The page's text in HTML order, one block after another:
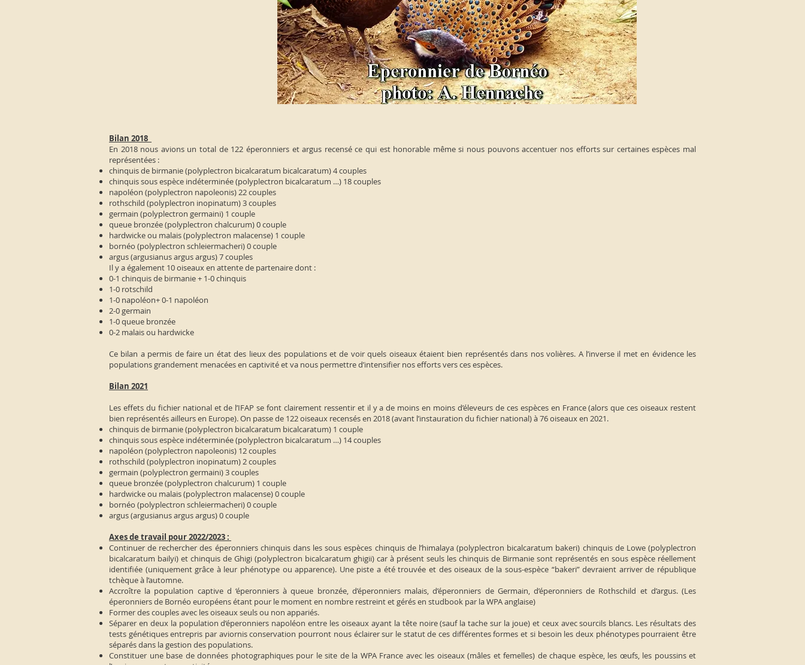
Bilan 2018
En 2018 nous avions un total de 122 éperonniers et argus recensé ce qui est honorable même si nous pouvons accentuer nos efforts sur certaines espèces mal
représentées :
chinquis de birmanie (polyplectron bicalcaratum bicalcaratum) 4 couples
chinquis sous espèce indéterminée (polyplectron bicalcaratum …) 18 couples
napoléon (polyplectron napoleonis) 22 couples
rothschild (polyplectron inopinatum) 3 couples
germain (polyplectron germaini) 1 couple
queue bronzée (polyplectron chalcurum) 0 couple
hardwicke ou malais (polyplectron malacense) 1 couple
bornéo (polyplectron schleiermacheri) 0 couple
argus (argusianus argus argus) 7 couples
Il y a également 10 oiseaux en attente de partenaire dont :
0-1 chinquis de birmanie + 1-0 chinquis
1-0 rotschild
1-0 napoléon+ 0-1 napoléon
2-0 germain
1-0 queue bronzée
0-2 malais ou hardwicke
Ce bilan a permis de faire un état des lieux des populations et de voir quels oiseaux étaient bien représentés dans nos volières. A l’inverse il met en évidence les
populations grandement menacées en captivité et va nous permettre d’intensifier nos efforts vers ces espèces.
Bilan 2021
Les effets du fichier national et de l’IFAP se font clairement ressentir et il y a de moins en moins d’éleveurs de ces espèces en France (alors que ces oiseaux restent
bien représentés ailleurs en Europe). On passe de 122 oiseaux recensés en 2018 (avant l’instauration du fichier national) à 76 oiseaux en 2021.
chinquis de birmanie (polyplectron bicalcaratum bicalcaratum) 1 couple
chinquis sous espèce indéterminée (polyplectron bicalcaratum …) 14 couples
napoléon (polyplectron napoleonis) 12 couples
rothschild (polyplectron inopinatum) 2 couples
germain (polyplectron germaini) 3 couples
queue bronzée (polyplectron chalcurum) 1 couple
hardwicke ou malais (polyplectron malacense) 0 couple
bornéo (polyplectron schleiermacheri) 0 couple
argus (argusianus argus argus) 0 couple
Axes de travail pour 2022/2023 :
Continuer de rechercher des éperonniers chinquis dans les sous espèces chinquis de l’himalaya (polyplectron bicalcaratum bakeri) chinquis de Lowe (polyplectron
bicalcaratum bailyi) et chinquis de Ghigi (polyplectron bicalcaratum ghigii) car à présent seuls les chinquis de Birmanie sont représentés en sous espèce réellement
identifiée (uniquement grâce à leur phénotype ou apparence). Une piste a été trouvée et des oiseaux de la sous-espèce “bakeri” devraient arriver de république
tchèque à l’automne.
Accroître la population captive d ‘éperonniers à queue bronzée, d’éperonniers malais, d’éperonniers de Germain, d’éperonniers de Rothschild et d’argus. (Les
éperonniers de Bornéo européens étant pour le moment en nombre restreint et gérés en studbook par la WPA anglaise)
Former des couples avec les oiseaux seuls ou non appariés.
Séparer en deux la population d’éperonniers napoléon entre les oiseaux ayant la tête noire (sauf la tache sur la joue) et ceux avec sourcils blancs. Les résultats des
tests génétiques entrepris par aviornis conservation pourront nous éclairer sur le statut de ces différentes formes et si besoin les deux phénotypes pourraient être
séparés dans la gestion des populations.
Constituer une base de données photographiques pour le site de la WPA France avec les oiseaux (mâles et femelles) de chaque espèce, les œufs, les poussins et